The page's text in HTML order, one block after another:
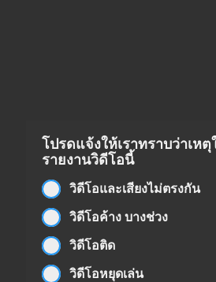
โปรดแจ้งให้เราทราบว่าเห
รายงานวิดีโอนี้
วิดีโอและเสียงไม่ตรงกัน
วิดีโอค้าง บางช่วง
วิดีโอติด
วิดีโอหยุดเล่น